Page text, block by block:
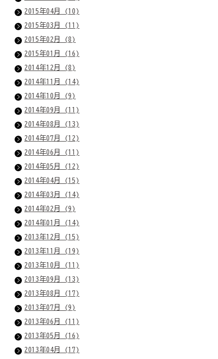
2015年04月 (10)
2015年03月 (11)
2015年02月 (8)
2015年01月 (16)
2014年12月 (8)
2014年11月 (14)
2014年10月 (9)
2014年09月 (11)
2014年08月 (13)
2014年07月 (12)
2014年06月 (11)
2014年05月 (12)
2014年04月 (15)
2014年03月 (14)
2014年02月 (9)
2014年01月 (14)
2013年12月 (15)
2013年11月 (19)
2013年10月 (11)
2013年09月 (13)
2013年08月 (17)
2013年07月 (9)
2013年06月 (11)
2013年05月 (16)
2013年04月 (17)